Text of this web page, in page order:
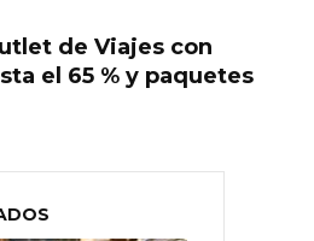
de Viajes con
el 65 % y paquetes